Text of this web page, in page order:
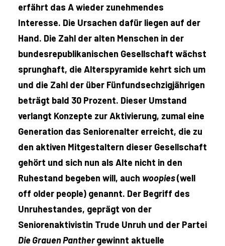
erfährt das A wieder zunehmendes
Interesse. Die Ursachen dafür liegen auf der
Hand. Die Zahl der alten Menschen in der
bundesrepublikanischen Gesellschaft wächst
sprunghaft, die Alterspyramide kehrt sich um
und die Zahl der über Fünfundsechzigjährigen
beträgt bald 30 Prozent. Dieser Umstand
verlangt Konzepte zur Aktivierung, zumal eine
Generation das Seniorenalter erreicht, die zu
den aktiven Mitgestaltern dieser Gesellschaft
gehört und sich nun als Alte nicht in den
Ruhestand begeben will, auch woopies(well
off older people) genannt. Der Begriff des
Unruhestandes, geprägt von der
Seniorenaktivistin Trude Unruh und der Partei
Die Grauen Panthergewinnt aktuelle